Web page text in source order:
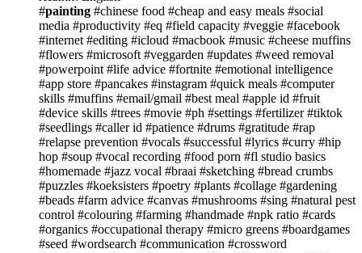
#painting #chinese food #cheap and easy meals #social
media #productivity #eq #field capacity #veggie #facebook
#internet #editing #icloud #macbook #music #cheese muffins
#flowers #microsoft #veggarden #updates #weed removal
#powerpoint #life advice #fortnite #emotional intelligence
#app store #pancakes #instagram #quick meals #computer
skills #muffins #email/gmail #best meal #apple id #fruit
#device skills #trees #movie #ph #settings #fertilizer #tiktok
#seedlings #caller id #patience #drums #gratitude #rap
#relapse prevention #vocals #successful #lyrics #curry #hip
hop #soup #vocal recording #food porn #fl studio basics
#homemade #jazz vocal #braai #sketching #bread crumbs
#puzzles #koeksisters #poetry #plants #collage #gardening
#beads #farm advice #canvas #mushrooms #sing #natural pest
control #colouring #farming #handmade #npk ratio #cards
#organics #occupational therapy #micro greens #boardgames
#seed #wordsearch #communication #crossword